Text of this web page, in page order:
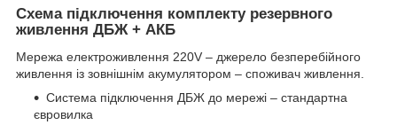
Схема підключення комплекту резервного
живлення ДБЖ + АКБ
Мережа електроживлення 220V – джерело безперебійного
живлення із зовнішнім акумулятором – споживач живлення.
Система підключення ДБЖ до мережі – стандартна
євровилка